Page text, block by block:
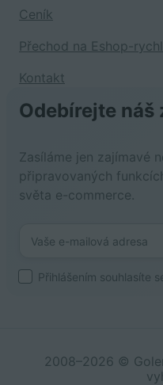
Ceník
Přechod na Eshop-
Kontakt
Odebírejte náš
Zasíláme jen zajímavé
připravovaných
světa e-commerce.
Přihlášením souhlasíte
2008–2026 ©